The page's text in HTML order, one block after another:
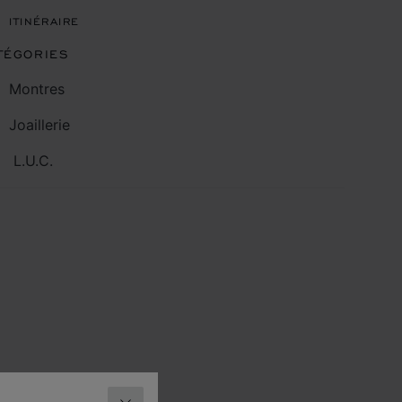
ITINÉRAIRE
Montres
Joaillerie
L.U.C.